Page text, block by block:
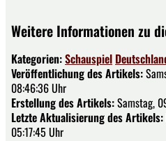
Weitere Informationen zu
Kategorien:Schauspiel
Veröffentlichung des Artikels:
08:46:36 Uhr
Erstellung des Artikels:Samstag,
Letzte Aktualisierung des Artikels:
05:17:45 Uhr